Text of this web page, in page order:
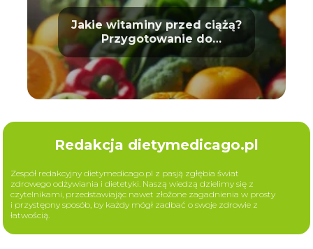
Jakie witaminy przed ciążą?
Przygotowanie do
macierzyństwa
Redakcja dietymedicago.pl
Zespół redakcyjny dietymedicago.pl z pasją zgłębia świat
zdrowego odżywiania i dietetyki. Naszą wiedzą dzielimy się z
czytelnikami, przedstawiając nawet złożone zagadnienia w prosty
i przystępny sposób, by każdy mógł zadbać o swoje zdrowie z
łatwością.